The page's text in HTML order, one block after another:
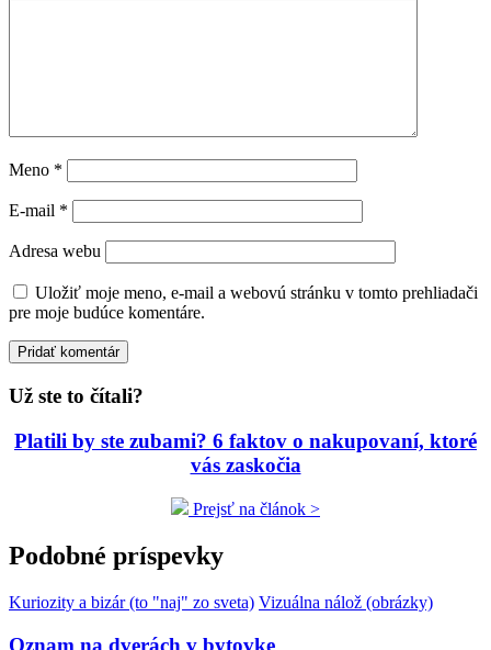
Meno *
E-mail *
Adresa webu
Uložiť moje meno, e-mail a webovú stránku v tomto prehliadači
pre moje budúce komentáre.
Už ste to čítali?
Platili by ste zubami? 6 faktov o nakupovaní, ktoré
vás zaskočia
Prejsť na článok >
Podobné príspevky
Kuriozity a bizár (to "naj" zo sveta) Vizuálna nálož (obrázky)
Oznam na dverách v bytovke